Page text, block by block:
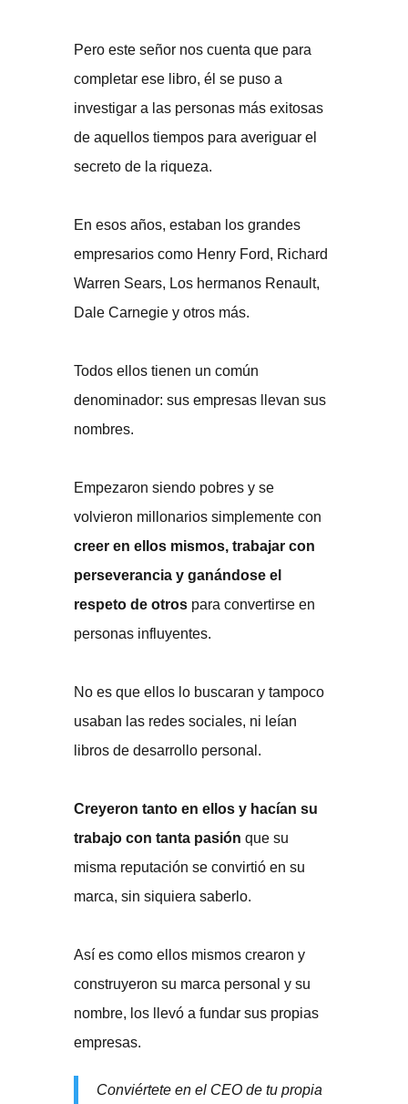
Pero este señor nos cuenta que para
completar ese libro, él se puso a
investigar a las personas más exitosas
de aquellos tiempos para averiguar el
secreto de la riqueza.
En esos años, estaban los grandes
empresarios como Henry Ford, Richard
Warren Sears, Los hermanos Renault,
Dale Carnegie y otros más.
Todos ellos tienen un común
denominador: sus empresas llevan sus
nombres.
Empezaron siendo pobres y se
volvieron millonarios simplemente con
creer en ellos mismos, trabajar con
perseverancia y ganándose el
respeto de otrospara convertirse en
personas influyentes.
No es que ellos lo buscaran y tampoco
usaban las redes sociales, ni leían
libros de desarrollo personal.
Creyeron tanto en ellos y hacían su
trabajo con tanta pasión que su
misma reputación se convirtió en su
marca, sin siquiera saberlo.
Así es como ellos mismos crearon y
construyeron su marca personal y su
nombre, los llevó a fundar sus propias
empresas.
Conviértete en el CEO de tu propia